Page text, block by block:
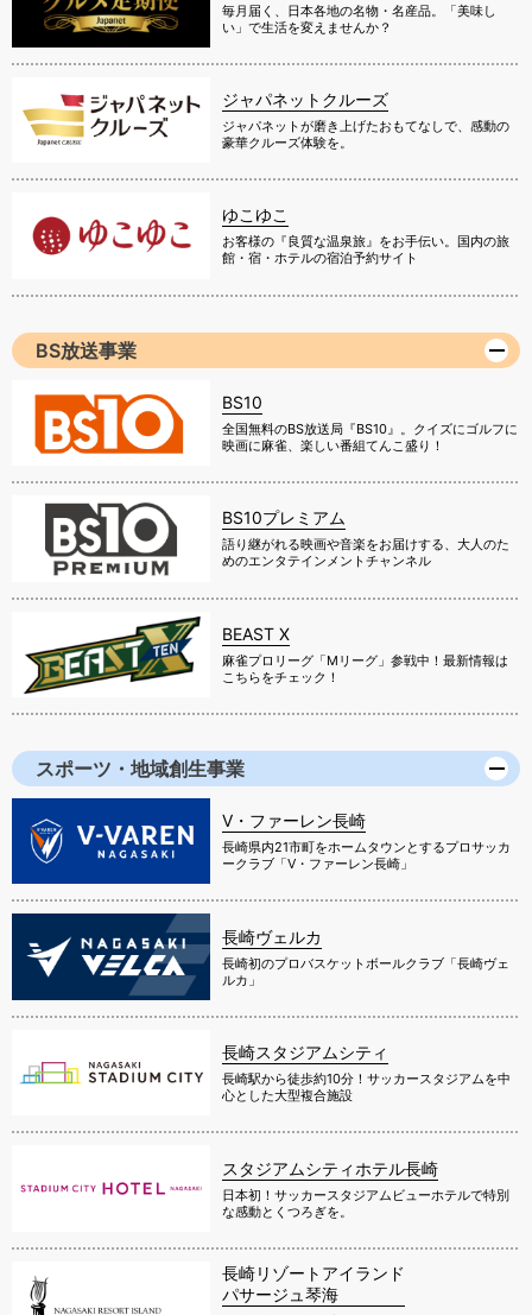
毎月届く、日本各地の名物・名産品。「美味し
い」で生活を変えませんか？
ジャパネットクルーズ
ジャパネットが磨き上げたおもてなしで、感動の
豪華クルーズ体験を。
ゆこゆこ
お客様の『良質な温泉旅』をお手伝い。国内の旅
館・宿・ホテルの宿泊予約サイト
BS放送事業
BS10
全国無料のBS放送局『BS10』。クイズにゴルフに
映画に麻雀、楽しい番組てんこ盛り！
BS10プレミアム
語り継がれる映画や音楽をお届けする、大人のた
めのエンタテインメントチャンネル
BEAST X
麻雀プロリーグ「Mリーグ」参戦中！最新情報は
こちらをチェック！
スポーツ・地域創生事業
V・ファーレン長崎
長崎県内21市町をホームタウンとするプロサッカ
ークラブ「V・ファーレン長崎」
長崎ヴェルカ
長崎初のプロバスケットボールクラブ「長崎ヴェ
ルカ」
長崎スタジアムシティ
長崎駅から徒歩約10分！サッカースタジアムを中
心とした大型複合施設
スタジアムシティホテル長崎
日本初！サッカースタジアムビューホテルで特別
な感動とくつろぎを。
長崎リゾートアイランド
パサージュ琴海